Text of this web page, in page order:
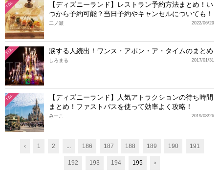
TDL
【ディズニーランド】レストラン予約方法まとめ！い
つから予約可能？当日予約やキャンセルについても！
2022/06/29
二ノ瀬
TDL 涙する人続出！ワンス・アポン・ア・タイムのまとめ
2017/01/31
しろまる
TDL
【ディズニーランド】人気アトラクションの待ち時間
まとめ！ファストパスを使って効率よく攻略！
2019/08/26
みーこ
‹ 1 2 ... 186 187 188 189 190 191
192 193 194 195 ›